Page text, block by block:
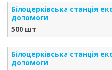
Білоцерківська станція
допомоги
500 шт
Білоцерківська станція
допомоги